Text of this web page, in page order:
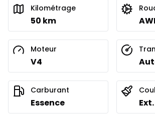
Kilométrage
50 km
Moteur
V4
Carburant
Essence